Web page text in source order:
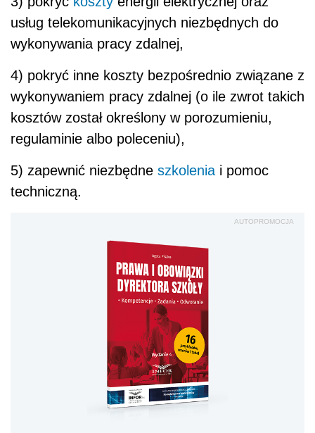
usług telekomunikacyjnych niezbędnych do
wykonywania pracy zdalnej,
4) pokryć inne koszty bezpośrednio związane z
wykonywaniem pracy zdalnej (o ile zwrot takich
kosztów został określony w porozumieniu,
regulaminie albo poleceniu),
5) zapewnić niezbędne szkolenia i pomoc
techniczną.
AUTOPROMOCJA